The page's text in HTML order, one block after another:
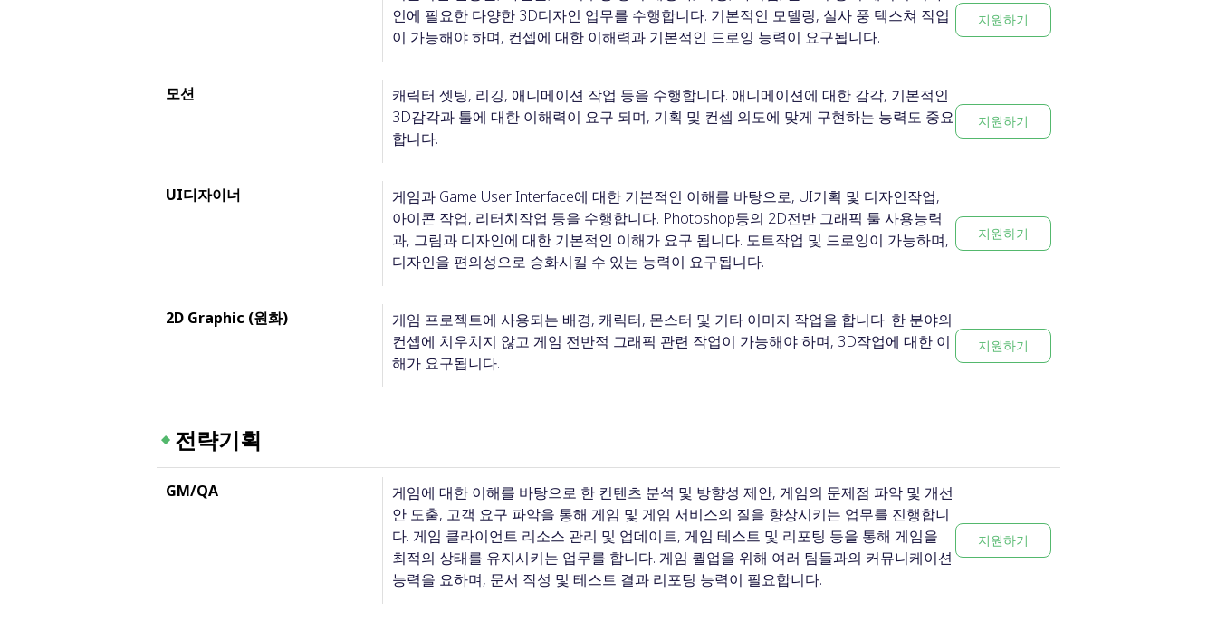
인에 필요한 다양한 3D디자인 업무를 수행합니다. 기본적인 모델링, 실사 풍 텍스쳐 작업
이 가능해야 하며, 컨셉에 대한 이해력과 기본적인 드로잉 능력이 요구됩니다.
지원하기
모션
캐릭터 셋팅, 리깅, 애니메이션 작업 등을 수행합니다. 애니메이션에 대한 감각, 기본적인
3D감각과 툴에 대한 이해력이 요구 되며, 기획 및 컨셉 의도에 맞게 구현하는 능력도 중요
합니다.
지원하기
UI디자이너
게임과 Game User Interface에 대한 기본적인 이해를 바탕으로, UI기획 및 디자인작업,
아이콘 작업, 리터치작업 등을 수행합니다. Photoshop등의 2D전반 그래픽 툴 사용능력
과, 그림과 디자인에 대한 기본적인 이해가 요구 됩니다. 도트작업 및 드로잉이 가능하며,
디자인을 편의성으로 승화시킬 수 있는 능력이 요구됩니다.
지원하기
2D Graphic (원화)
게임 프로젝트에 사용되는 배경, 캐릭터, 몬스터 및 기타 이미지 작업을 합니다. 한 분야의
컨셉에 치우치지 않고 게임 전반적 그래픽 관련 작업이 가능해야 하며, 3D작업에 대한 이
해가 요구됩니다.
지원하기
전략기획
GM/QA
게임에 대한 이해를 바탕으로 한 컨텐츠 분석 및 방향성 제안, 게임의 문제점 파악 및 개선
안 도출, 고객 요구 파악을 통해 게임 및 게임 서비스의 질을 향상시키는 업무를 진행합니
다. 게임 클라이언트 리소스 관리 및 업데이트, 게임 테스트 및 리포팅 등을 통해 게임을
최적의 상태를 유지시키는 업무를 합니다. 게임 퀄업을 위해 여러 팀들과의 커뮤니케이션
능력을 요하며, 문서 작성 및 테스트 결과 리포팅 능력이 필요합니다.
지원하기